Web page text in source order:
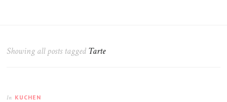
Showing all posts tagged Tarte
In KUCHEN